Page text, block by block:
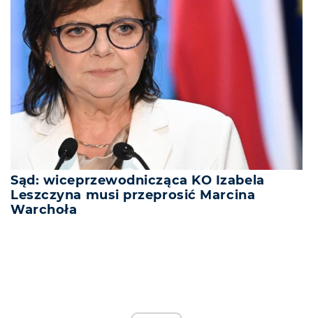
Sąd: wiceprzewodnicząca KO Izabela
Leszczyna musi przeprosić Marcina
Warchoła